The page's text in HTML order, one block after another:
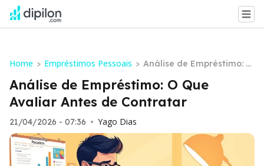
Home > Empréstimos Pessoais > Análise de Empréstimo: O
Que Avaliar Antes de Con
tratar
Análise de Empréstimo: O Que
Avaliar Antes de Contratar
21/04/2026 - 07:36 • Yago Dias